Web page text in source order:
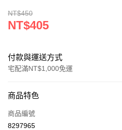
NT$450
NT$405
付款與運送方式
宅配滿NT$1,000免運
icash Pay
信用卡一次付款
商品特色
商品編號
8297965